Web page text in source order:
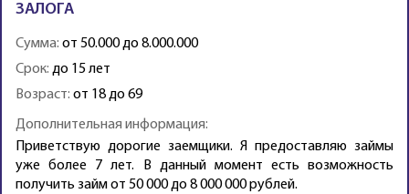
ЗАЛОГА
Сумма: от 50.000 до 8.000.000
Срок: до 15 лет
Возраст: от 18 до 69
Дополнительная информация:
Приветствую дорогие заемщики. Я предоставляю займы
уже более 7 лет. В данный момент есть возможность
получить займ от 50 000 до 8 000 000 рублей.